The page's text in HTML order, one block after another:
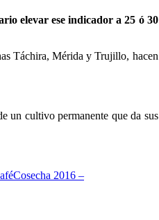
elevar ese indicador a 25 ó 30
Táchira, Mérida y Trujillo, hacen
un cultivo permanente que da sus
Cosecha 2016 –